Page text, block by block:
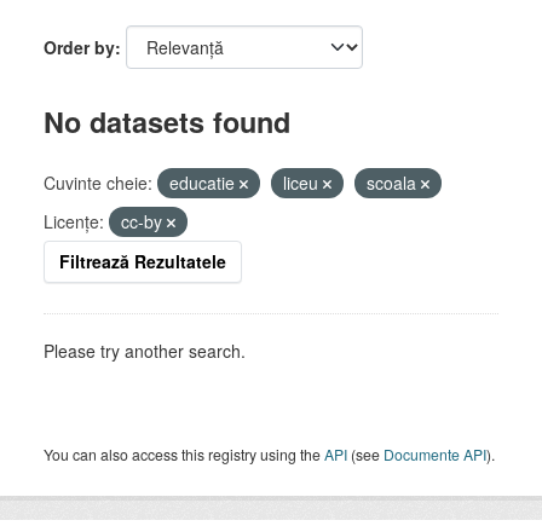
Order by
No datasets found
Cuvinte cheie: educatie liceu
scoala
Licenţe:
cc-by
Filtrează Rezultatele
Please try another search.
You can also access this registry using theAPI (see Documente API).